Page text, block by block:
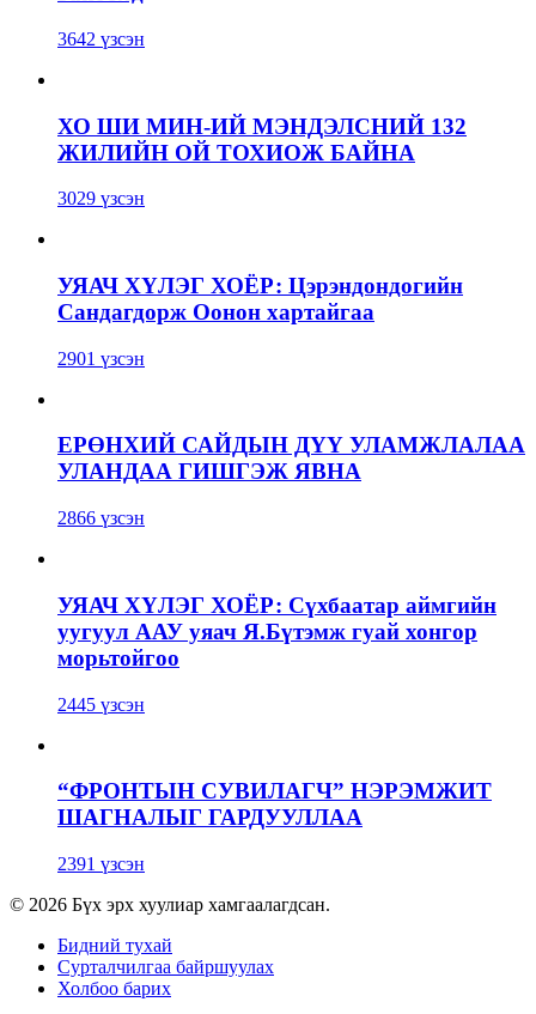
3642 үзсэн
ХО ШИ МИН-ИЙ МЭНДЭЛСНИЙ 132
ЖИЛИЙН ОЙ ТОХИОЖ БАЙНА
3029 үзсэн
УЯАЧ ХҮЛЭГ ХОЁР: Цэрэндондогийн
Сандагдорж Оонон хартайгаа
2901 үзсэн
ЕРӨНХИЙ САЙДЫН ДҮҮ УЛАМЖЛАЛАА
УЛАНДАА ГИШГЭЖ ЯВНА
2866 үзсэн
УЯАЧ ХҮЛЭГ ХОЁР: Сүхбаатар аймгийн
уугуул ААУ уяач Я.Бүтэмж гуай хонгор
морьтойгоо
2445 үзсэн
“ФРОНТЫН СУВИЛАГЧ” НЭРЭМЖИТ
ШАГНАЛЫГ ГАРДУУЛЛАА
2391 үзсэн
© 2026 Бүх эрх хуулиар хамгаалагдсан.
Бидний тухай
Сурталчилгаа байршуулах
Холбоо барих